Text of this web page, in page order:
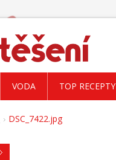
DSC_7422.jpg
VODA TOP RECEPTY